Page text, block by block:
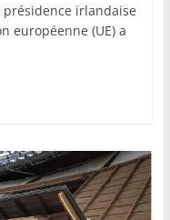
irlandaise
européenne (UE) a